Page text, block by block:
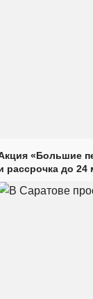
«Большие
рассрочка до 24